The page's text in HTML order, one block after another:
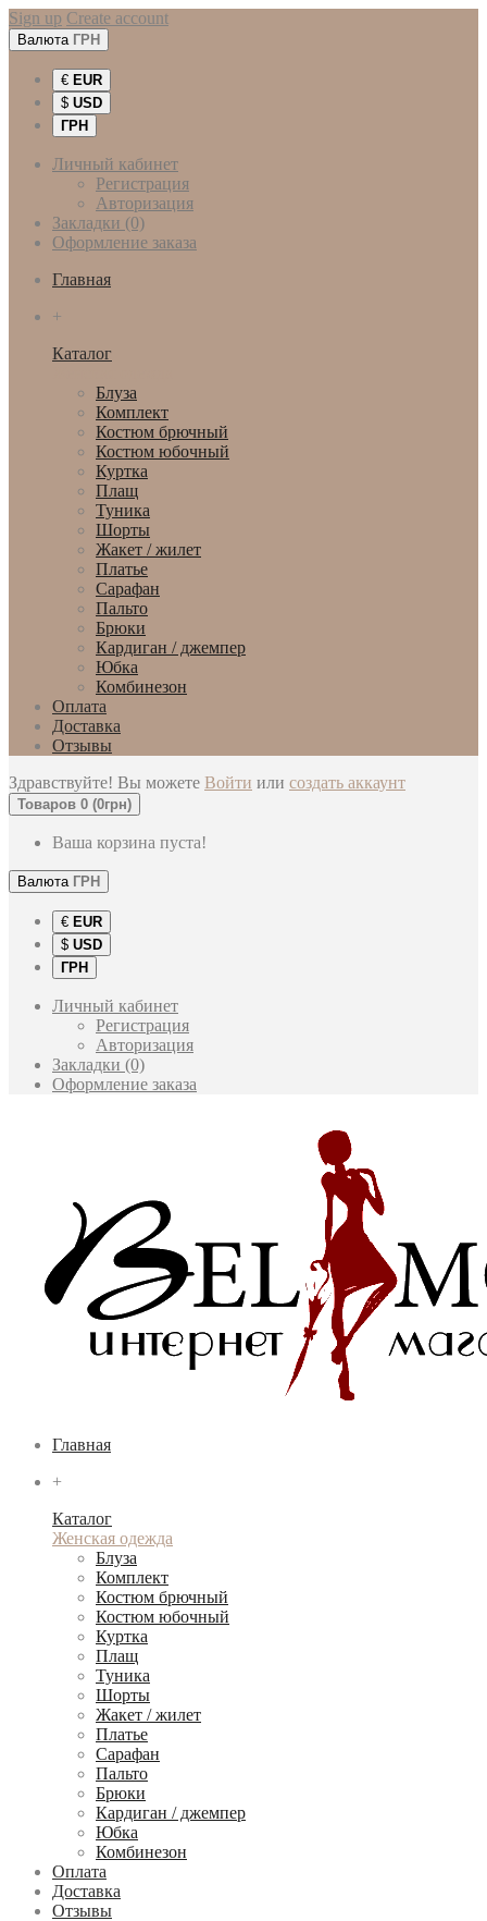
Sign up Create account
Валюта ГРН
€ EUR
$ USD
ГРН
Личный кабинет
Регистрация
Авторизация
Закладки (0)
Оформление заказа
Главная
+
Каталог
Блуза
Комплект
Костюм брючный
Костюм юбочный
Куртка
Плащ
Туника
Шорты
Жакет / жилет
Платье
Сарафан
Пальто
Брюки
Кардиган / джемпер
Юбка
Комбинезон
Оплата
Доставка
Отзывы
Здравствуйте! Вы можете Войти или создать аккаунт
Товаров 0 (0грн)
Ваша корзина пуста!
Валюта ГРН
€ EUR
$ USD
ГРН
Личный кабинет
Регистрация
Авторизация
Закладки (0)
Оформление заказа
Главная
+
Каталог
Женская одежда
Блуза
Комплект
Костюм брючный
Костюм юбочный
Куртка
Плащ
Туника
Шорты
Жакет / жилет
Платье
Сарафан
Пальто
Брюки
Кардиган / джемпер
Юбка
Комбинезон
Оплата
Доставка
Отзывы